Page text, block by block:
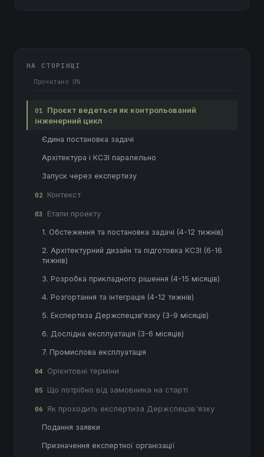
НА СТОРІНЦІ
Прочитано 0%
01
Проєкт ведеться як контрольований
інженерний цикл
Єдина постановка задачі
Архітектура і КСЗІ паралельно
Запуск через експертизу
02 Контекст
03 Етапи проекту
1. Обстеження та постановка задачі (4-12 тижнів)
2. Архітектурний дизайн та підготовка КСЗІ (6-16
тижнів)
3. Розробка прикладного рішення (4-15 місяців)
4. Розгортання та інтеграція (4-12 тижнів)
5. Експертиза Держспецзв'язку (3-9 місяців)
6. Дослідна експлуатація (3-6 місяців)
7. Промислова експлуатація
04 Орієнтовні терміни
05 Що потрібно від замовника на старті
06 Як проходить експертиза Держспецзв'язку
Подання заявки
Призначення експертної організації